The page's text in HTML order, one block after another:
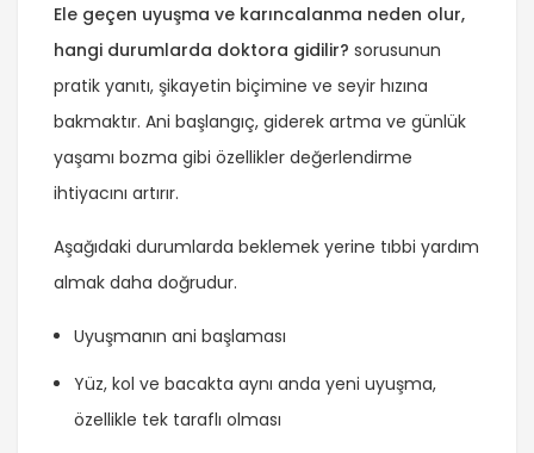
Ele geçen uyuşma ve karıncalanma neden olur,
hangi durumlarda doktora gidilir? sorusunun
pratik yanıtı, şikayetin biçimine ve seyir hızına
bakmaktır. Ani başlangıç, giderek artma ve günlük
yaşamı bozma gibi özellikler değerlendirme
ihtiyacını artırır.
Aşağıdaki durumlarda beklemek yerine tıbbi yardım
almak daha doğrudur.
Uyuşmanın ani başlaması
Yüz, kol ve bacakta aynı anda yeni uyuşma,
özellikle tek taraflı olması